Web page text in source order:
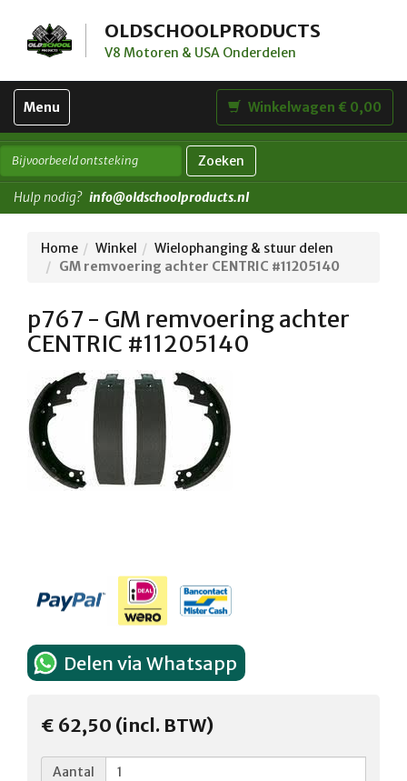
OLDSCHOOLPRODUCTS
V8 Motoren & USA Onderdelen
Toggle
navigation
Menu Winkelwagen € 0,00
Zoeken
Hulp nodig? info@oldschoolproducts.nl
Home Winkel
Wielophanging & stuur delen
GM remvoering achter CENTRIC #11205140
p767 - GM remvoering achter
CENTRIC #11205140
Delen via Whatsapp
€ 62,50 (incl. BTW)
Aantal